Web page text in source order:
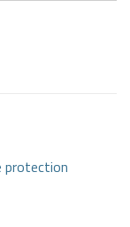
protection